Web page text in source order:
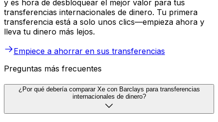
y es hora de desbloquear el mejor valor para tus
transferencias internacionales de dinero. Tu primera
transferencia está a solo unos clics—empieza ahora y
lleva tu dinero más lejos.
Empiece a ahorrar en sus transferencias
Preguntas más frecuentes
¿Por qué debería comparar Xe con Barclays para transferencias
internacionales de dinero?